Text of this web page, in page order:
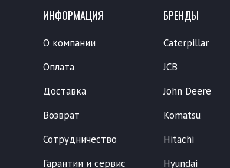
ИНФОРМАЦИЯ
О компании
Оплата
Доставка
Возврат
Сотрудничество
Гарантии и сервис
БРЕНДЫ
Caterpillar
JCB
John Deere
Komatsu
Hitachi
Hyundai